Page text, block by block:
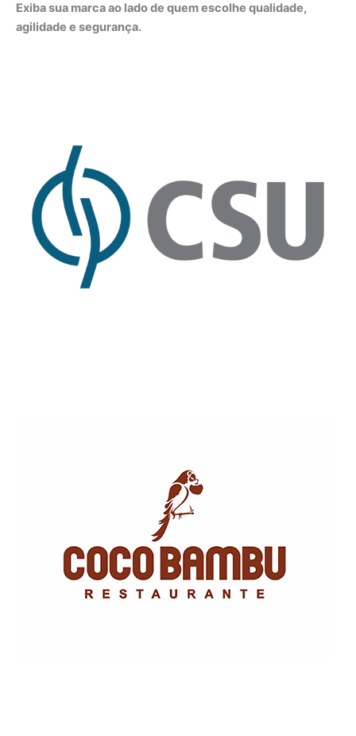
Exiba sua marca ao lado de quem escolhe qualidade,
agilidade e segurança.